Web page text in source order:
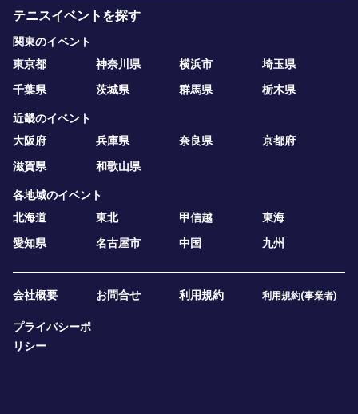
テニスイベントを探す
関東のイベント
東京都
神奈川県 横浜市
埼玉県
千葉県
茨城県 群馬県 栃木県
近畿のイベント
大阪府
兵庫県 奈良県
京都府
滋賀県
和歌山県
各地域のイベント
北海道
東北 甲信越
東海
愛知県
名古屋市 中国 九州
会社概要 お問合せ 利用規約 利用規約(事業者)
プライバシーポ
リシー